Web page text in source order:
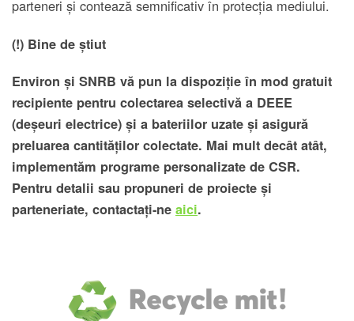
parteneri și contează semnificativ în protecția mediului.
(!) Bine de știut
Environ și SNRB vă pun la dispoziție în mod gratuit
recipiente pentru colectarea selectivă a DEEE
(deșeuri electrice) și a bateriilor uzate și asigură
preluarea cantităților colectate. Mai mult decât atât,
implementăm programe personalizate de CSR.
Pentru detalii sau propuneri de proiecte și
parteneriate, contactați-ne aici.